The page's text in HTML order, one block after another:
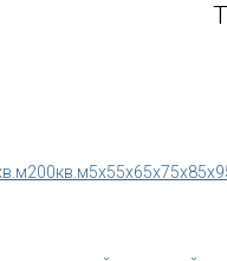
200кв.м5x55x65x75x85x9